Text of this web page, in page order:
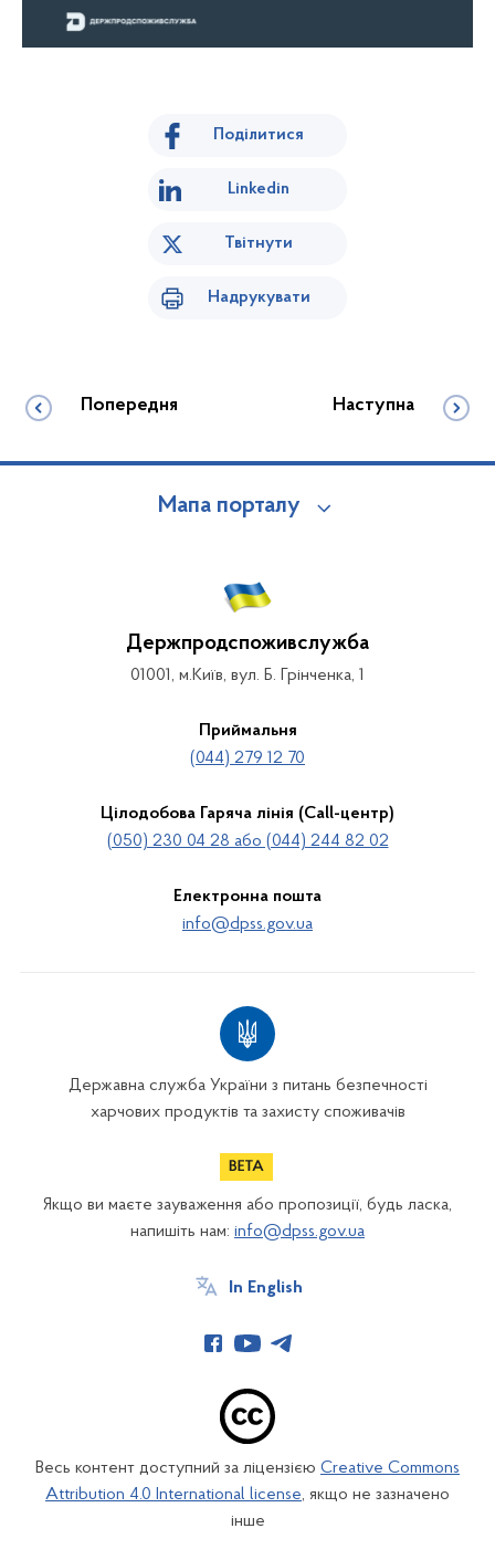
Поділитися
Linkedin
Твітнути
Надрукувати
Попередня Наступна
Мапа порталу
Держпродспоживслужба
01001, м.Київ, вул. Б. Грінченка, 1
Приймальня
(044) 279 12 70
Цілодобова Гаряча лінія (Call-центр)
(050) 230 04 28 або (044) 244 82 02
Електронна пошта
info@dpss.gov.ua
Державна служба України з питань безпечності
харчових продуктів та захисту споживачів
Якщо ви маєте зауваження або пропозиції, будь ласка,
напишіть нам: info@dpss.gov.ua
In English
Весь контент доступний за ліцензією Creative Commons
Attribution 4.0 International license, якщо не зазначено
інше